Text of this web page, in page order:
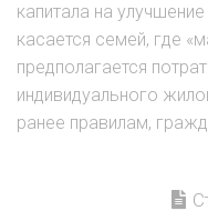
капитала на
касается семей, где
предполагается
индивидуального
ранее правилам,